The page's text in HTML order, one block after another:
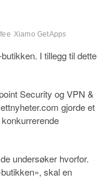
Xiamo GetApps
I tillegg til dette
Security og VPN &
gjorde et
undersøker hvorfor.
skal en